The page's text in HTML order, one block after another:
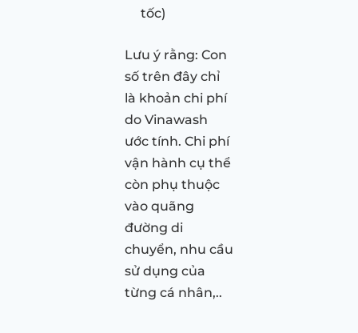
tốc)
Lưu ý rằng: Con
số trên đây chỉ
là khoản chi phí
do Vinawash
ước tính. Chi phí
vận hành cụ thể
còn phụ thuộc
vào quãng
đường di
chuyển, nhu cầu
sử dụng của
từng cá nhân,..